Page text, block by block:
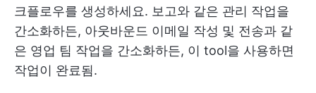
크플로우를 생성하세요. 보고와 같은 관리 작업을
간소화하든, 아웃바운드 이메일 작성 및 전송과 같
은 영업 팀 작업을 간소화하든, 이 tool을 사용하면
작업이 완료됨.